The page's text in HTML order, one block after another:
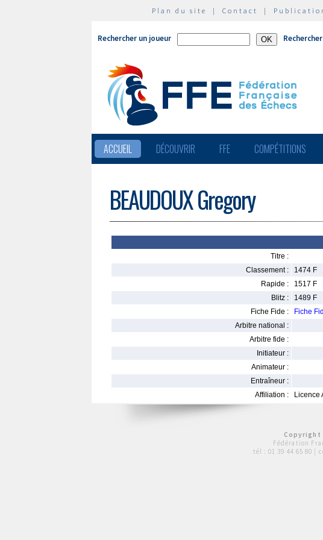
Plan du site | Contact |
Rechercher un joueur
ACCUEIL DÉCOUVRIR FFE COMPÉTITIONS
BEAUDOUX Gregory
Titre :
Classement :
1474 F
Rapide :
1517 F
Blitz :
1489 F
Fiche Fide :
Fiche
Arbitre national :
Arbitre fide :
Initiateur :
Animateur :
Entraîneur :
Affiliation :
Licence
Copyright
Fédération
tél : 01 39 44 65 80 |